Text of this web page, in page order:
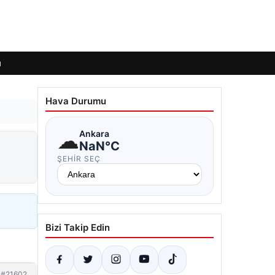
Hava Durumu
☁Ankara
NaN°C
ŞEHIR SEÇ
Bizi Takip Edin